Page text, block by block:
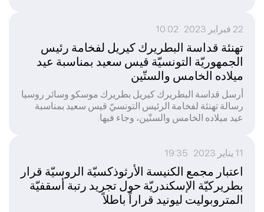
22 فبراير 2023 10:02
تهنئة قداسة البطريرك كيريل لفخامة رئيس
الجمهوريّة التونسيّة قيس سعيد بمناسبة عيد
ميلاده الخامس والستّين
أرسل قداسة البطريرك كيريل بطريرك موسكو وسائر روسيا
رسالة تهنئة لفخامة الرئيس التونسيّ قيس سعيد بمناسبة
عيد ميلاده الخامس والستّين، وجاء فيها:
11 يناير 2023 19:35
اعتبار مجمع الكنيسة الأرثوذكسيّة الروسيّة قرار
بطريركيّة الإسكندريّة حول تجريد رتبة أسقفيّة
المتروبوليت ليونيد قراراً باطلاً